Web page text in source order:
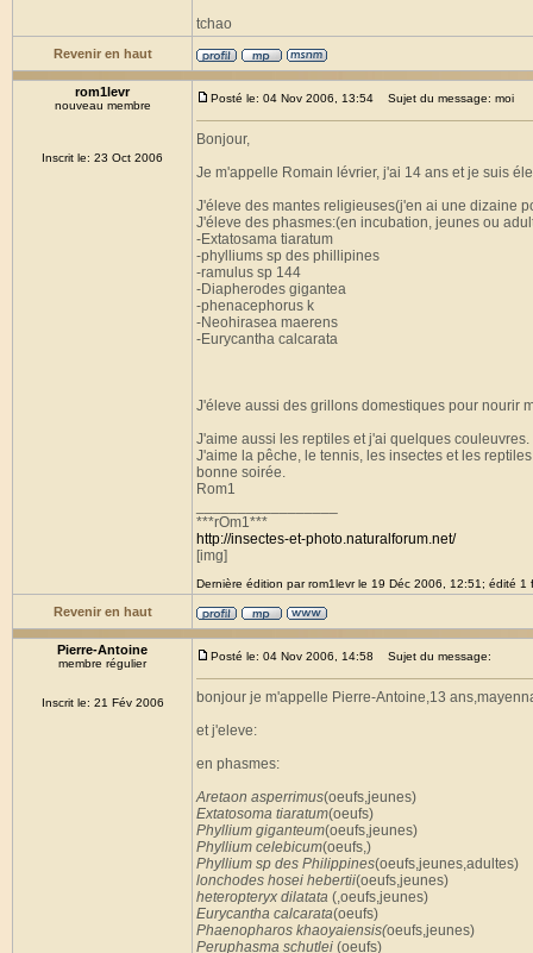
tchao
Revenir en haut
rom1levr
nouveau membre
Inscrit le: 23 Oct 2006
Posté le: 04 Nov 2006, 13:54 Sujet du message: moi
Bonjour,
Je m'appelle Romain lévrier, j'ai 14 ans et je suis
J'éleve des mantes religieuses(j'en ai une dizaine
J'éleve des phasmes:(en incubation, jeunes ou
-Extatosama tiaratum
-phylliums sp des phillipines
-ramulus sp 144
-Diapherodes gigantea
-phenacephorus k
-Neohirasea maerens
-Eurycantha calcarata
J'éleve aussi des grillons domestiques pour nourir
J'aime aussi les reptiles et j'ai quelques couleuvres.
J'aime la pêche, le tennis, les insectes et les
bonne soirée.
Rom1
***rOm1***
http://insectes-et-photo.naturalforum.net/
[img]
Dernière édition par rom1levr le 19 Déc 2006, 12:51; édité 1
Revenir en haut
Pierre-Antoine
membre régulier
Inscrit le: 21 Fév 2006
Posté le: 04 Nov 2006, 14:58 Sujet du message:
bonjour je m'appelle Pierre-Antoine,13
et j'eleve:
en phasmes:
Aretaon asperrimus(oeufs,jeunes)
Extatosoma tiaratum(oeufs)
Phyllium giganteum(oeufs,jeunes)
Phyllium celebicum(oeufs,)
Phyllium sp des Philippines(oeufs,jeunes,adultes)
lonchodes hosei hebertii(oeufs,jeunes)
heteropteryx dilatata (,oeufs,jeunes)
Eurycantha calcarata(oeufs)
Phaenopharos khaoyaiensis(oeufs,jeunes)
Peruphasma schutlei (oeufs)